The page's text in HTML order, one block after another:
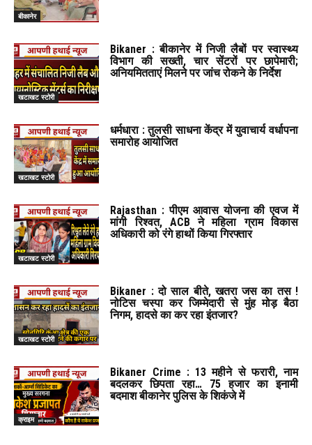
बीकानेर
खटाखट स्टोरी
Bikaner : बीकानेर में निजी लैबों पर स्वास्थ्य
विभाग की सख्ती, चार सेंटरों पर छापेमारी;
अनियमितताएं मिलने पर जांच रोकने के निर्देश
खटाखट स्टोरी
धर्मधारा : तुलसी साधना केंद्र में युवाचार्य वर्धापना
समारोह आयोजित
खटाखट स्टोरी
Rajasthan : पीएम आवास योजना की एवज में
मांगी रिश्वत, ACB ने महिला ग्राम विकास
अधिकारी को रंगे हाथों किया गिरफ्तार
खटाखट स्टोरी
Bikaner : दो साल बीते, खतरा जस का तस !
नोटिस चस्पा कर जिम्मेदारी से मुंह मोड़ बैठा
निगम, हादसे का कर रहा इंतजार?
क्राइम
Bikaner Crime : 13 महीने से फरारी, नाम
बदलकर छिपता रहा… 75 हजार का इनामी
बदमाश बीकानेर पुलिस के शिकंजे में